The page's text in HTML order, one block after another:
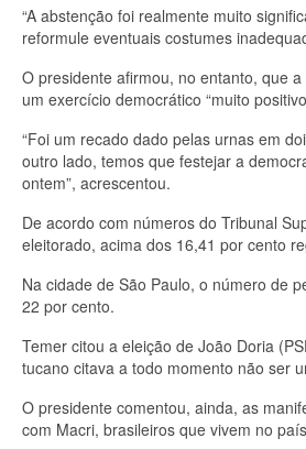
“A abstenção foi realmente muito
reformule eventuais costumes
O presidente afirmou, no entanto, que
um exercício democrático “muito
“Foi um recado dado pelas urnas em
outro lado, temos que festejar a
ontem”, acrescentou.
De acordo com números do Tribunal
eleitorado, acima dos 16,41 por cento
Na cidade de São Paulo, o número de
22 por cento.
Temer citou a eleição de João Doria
tucano citava a todo momento não ser
O presidente comentou, ainda, as
com Macri, brasileiros que vivem no